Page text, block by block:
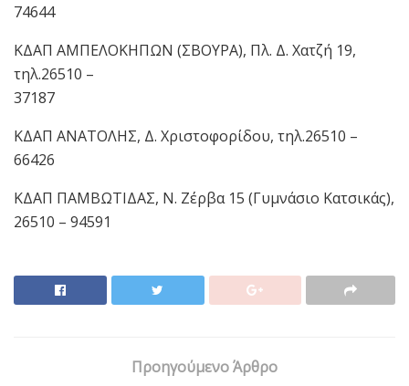
74644
ΚΔΑΠ ΑΜΠΕΛΟΚΗΠΩΝ (ΣΒΟΥΡΑ), Πλ. Δ. Χατζή 19,
τηλ.26510 –
37187
ΚΔΑΠ ΑΝΑΤΟΛΗΣ, Δ. Χριστοφορίδου, τηλ.26510 –
66426
ΚΔΑΠ ΠΑΜΒΩΤΙΔΑΣ, Ν. Ζέρβα 15 (Γυμνάσιο Κατσικάς),
26510 – 94591
Προηγούμενο Άρθρο